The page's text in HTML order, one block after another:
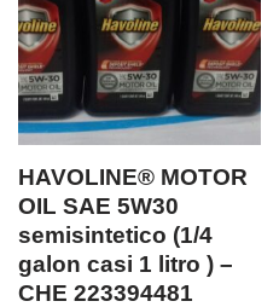
HAVOLINE® MOTOR
OIL SAE 5W30
semisintetico (1/4
galon casi 1 litro ) –
CHE 223394481